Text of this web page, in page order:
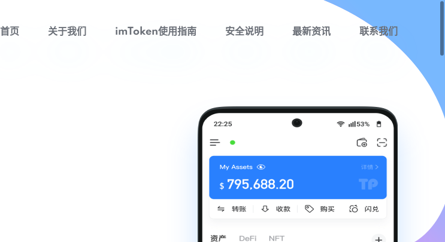
首页 关于我们 imToken使用指南 安全说明 最新资讯 联系我们